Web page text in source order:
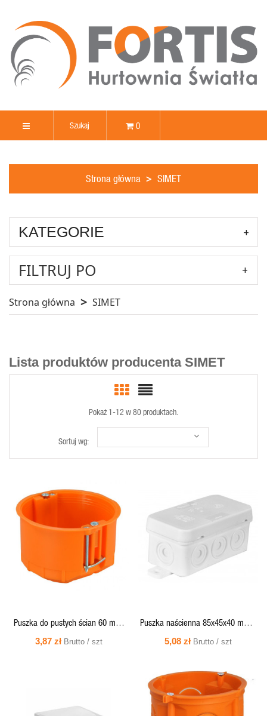
0
Strona główna SIMET
KATEGORIE
FILTRUJ PO
Strona główna SIMET
Lista produktów producenta SIMET
Pokaż 1-12 w 80 produktach.
Sortuj wg:
SZYBKI
PODGLĄD
Puszka do pustych ścian 60 mm,
płytka, pomarańczowa - P60KF
3,87 zł Brutto / szt
SZYBKI
PODGLĄD
Puszka naścienna 85x45x40 mm z
dławicą zintegrowaną,
5,08 zł Brutto / szt
SZYBKI